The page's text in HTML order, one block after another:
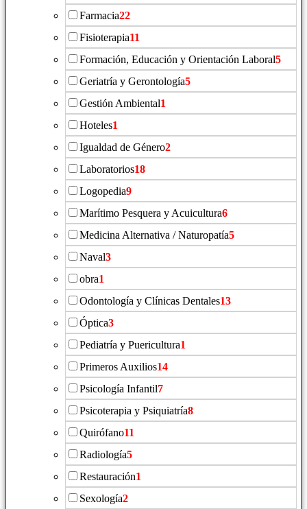
Farmacia22
Fisioterapia11
Formación, Educación y Orientación Laboral5
Geriatría y Gerontología5
Gestión Ambiental1
Hoteles1
Igualdad de Género2
Laboratorios18
Logopedia9
Marítimo Pesquera y Acuicultura6
Medicina Alternativa / Naturopatía5
Naval3
obra1
Odontología y Clínicas Dentales13
Óptica3
Pediatría y Puericultura1
Primeros Auxilios14
Psicología Infantil7
Psicoterapia y Psiquiatría8
Quirófano11
Radiología5
Restauración1
Sexología2